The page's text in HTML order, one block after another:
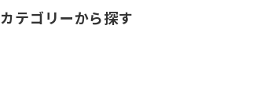
カテゴリーから探す